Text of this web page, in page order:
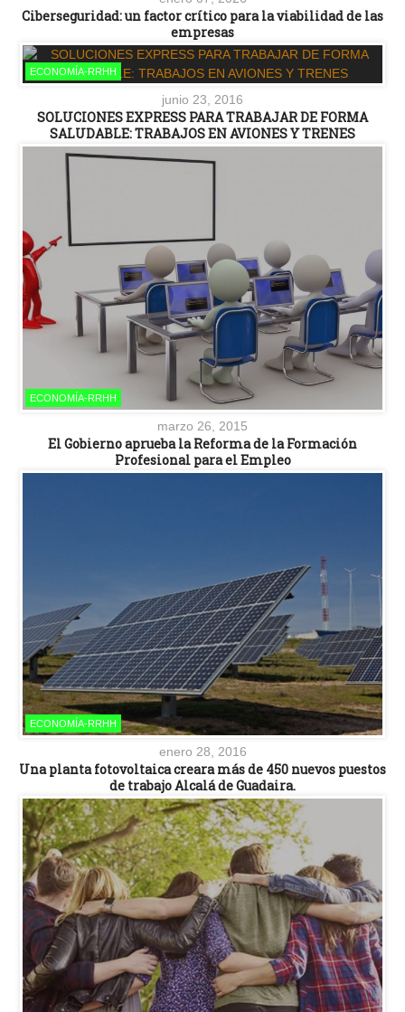
Ciberseguridad: un factor crítico para la viabilidad de las
empresas
ECONOMÍA-RRHH
junio 23, 2016
SOLUCIONES EXPRESS PARA TRABAJAR DE FORMA
SALUDABLE: TRABAJOS EN AVIONES Y TRENES
ECONOMÍA-RRHH
marzo 26, 2015
El Gobierno aprueba la Reforma de la Formación
Profesional para el Empleo
ECONOMÍA-RRHH
enero 28, 2016
Una planta fotovoltaica creara más de 450 nuevos puestos
de trabajo Alcalá de Guadaira.